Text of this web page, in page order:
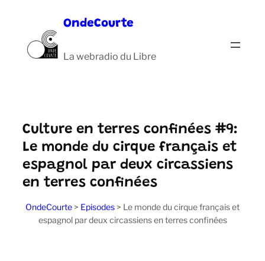
contenu
OndeCourte
La webradio du Libre
Culture en terres confinées #9:
Le monde du cirque français et
espagnol par deux circassiens
en terres confinées
OndeCourte > Episodes > Le monde du cirque français et
espagnol par deux circassiens en terres confinées